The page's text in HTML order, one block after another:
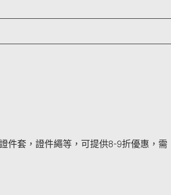
件套，證件繩等，可提供8-9折優惠，需